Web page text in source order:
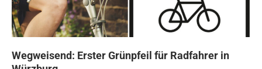
Wegweisend: Erster Grünpfeil für Radfahrer in